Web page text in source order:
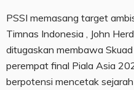
PSSI memasang target
Timnas Indonesia , John
ditugaskan membawa
perempat final Piala Asia
berpotensi mencetak